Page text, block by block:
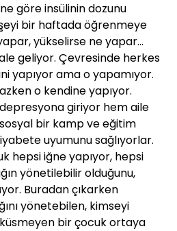
göre insülinin dozunu
bir haftada öğrenmeye
yükselirse ne yapar...
geliyor. Çevresinde herkes
yapıyor ama o yapamıyor.
o kendine yapıyor.
giriyor hem aile
bir kamp ve eğitim
uyumunu sağlıyorlar.
hepsi iğne yapıyor, hepsi
yönetilebilir olduğunu,
Buradan çıkarken
yönetebilen, kimseyi
bir çocuk ortaya